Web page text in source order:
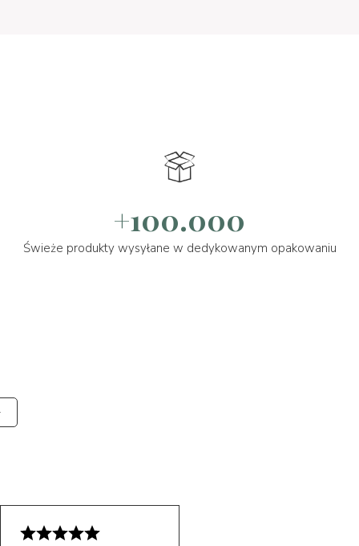
+100.000
Świeże produkty wysyłane w dedykowanym opakowaniu